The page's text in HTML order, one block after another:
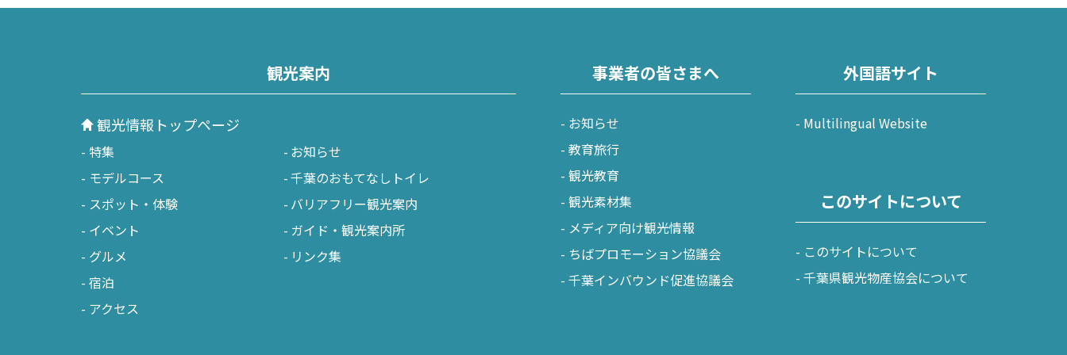
観光案内
観光情報トップページ
特集
モデルコース
スポット・体験
イベント
グルメ
宿泊
アクセス
お知らせ
千葉のおもてなしトイレ
バリアフリー観光案内
ガイド・観光案内所
リンク集
事業者の皆さまへ
お知らせ
教育旅行
観光教育
観光素材集
メディア向け観光情報
ちばプロモーション協議会
千葉インバウンド促進協議会
外国語サイト
Multilingual Website
このサイトについて
このサイトについて
千葉県観光物産協会について